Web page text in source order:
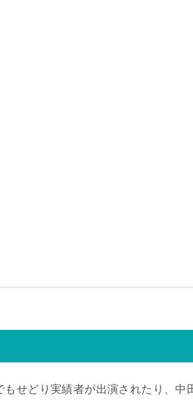
せどり実績者が出演されたり、中